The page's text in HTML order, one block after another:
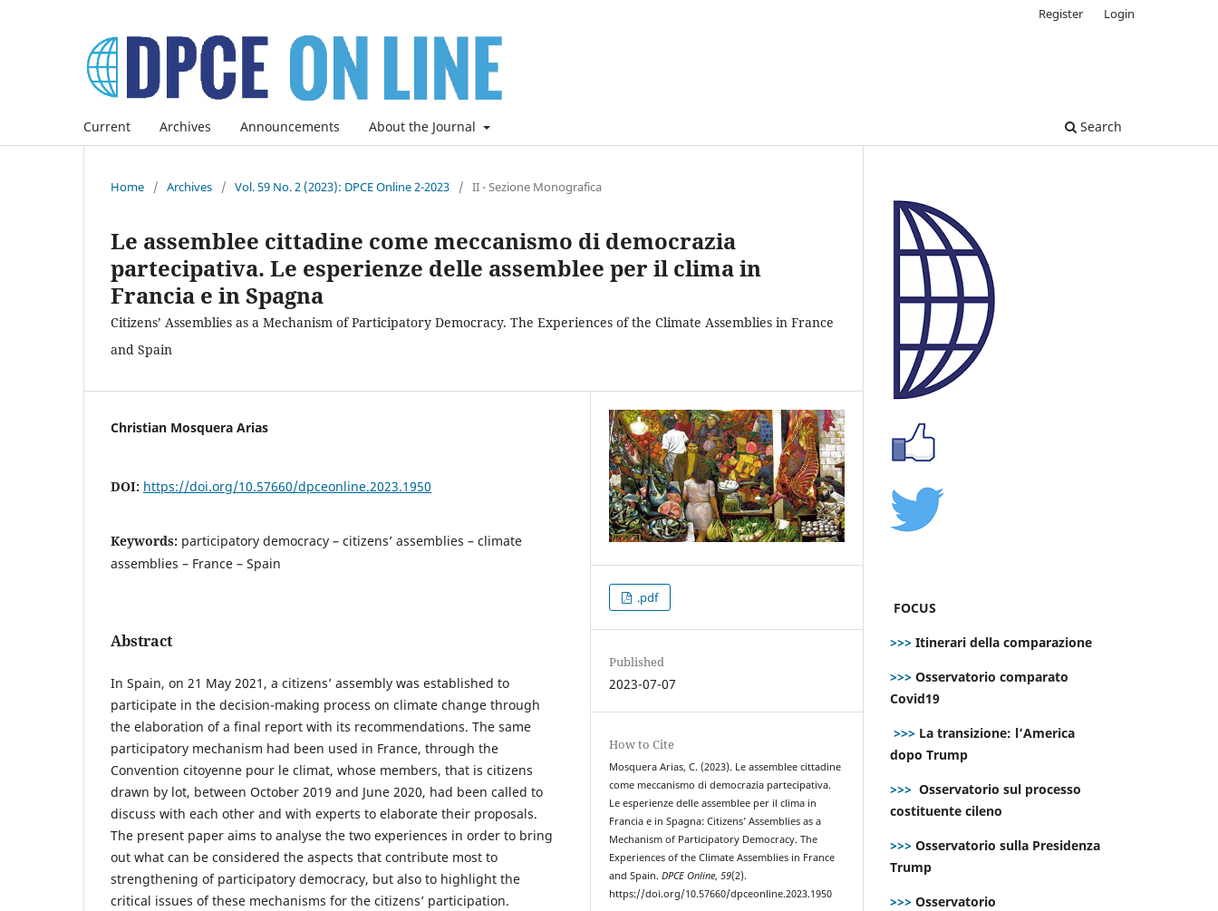
Current Archives Announcements About the Journal Search
Register Login
Home / Archives / Vol. 59 No. 2 (2023): DPCE Online 2-2023 / II - Sezione Monografica
Le assemblee cittadine come meccanismo di democrazia
partecipativa. Le esperienze delle assemblee per il clima in
Francia e in Spagna
Citizens’ Assemblies as a Mechanism of Participatory Democracy. The Experiences of the Climate Assemblies in France
and Spain
Christian Mosquera Arias
DOI: https://doi.org/10.57660/dpceonline.2023.1950
Keywords: participatory democracy – citizens’ assemblies – climate
assemblies – France – Spain
Abstract
In Spain, on 21 May 2021, a citizens’ assembly was established to
participate in the decision-making process on climate change through
the elaboration of a final report with its recommendations. The same
participatory mechanism had been used in France, through the
Convention citoyenne pour le climat, whose members, that is citizens
drawn by lot, between October 2019 and June 2020, had been called to
discuss with each other and with experts to elaborate their proposals.
The present paper aims to analyse the two experiences in order to bring
out what can be considered the aspects that contribute most to
strengthening of participatory democracy, but also to highlight the
critical issues of these mechanisms for the citizens’ participation.
.pdf
Published
2023-07-07
How to Cite
Mosquera Arias, C. (2023). Le assemblee cittadine
come meccanismo di democrazia partecipativa.
Le esperienze delle assemblee per il clima in
Francia e in Spagna: Citizens’ Assemblies as a
Mechanism of Participatory Democracy. The
Experiences of the Climate Assemblies in France
and Spain.DPCE Online,59(2).
https://doi.org/10.57660/dpceonline.2023.1950
FOCUS
>>> Itinerari della comparazione
>>> Osservatorio comparato
Covid19
>>> La transizione: l’America
dopo Trump
>>> Osservatorio sul processo
costituente cileno
>>> Osservatorio sulla Presidenza
Trump
>>> Osservatorio